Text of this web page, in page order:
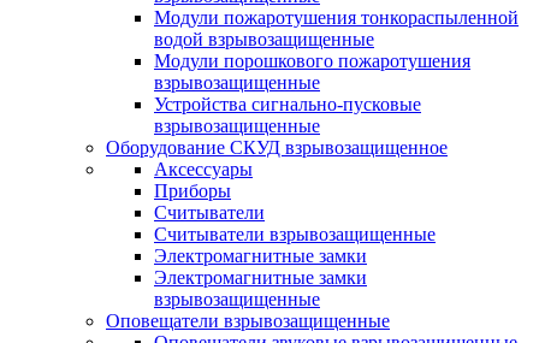
Модули пожаротушения тонкораспыленной
водой взрывозащищенные
Модули порошкового пожаротушения
взрывозащищенные
Устройства сигнально-пусковые
взрывозащищенные
Оборудование СКУД взрывозащищенное
Аксессуары
Приборы
Считыватели
Считыватели взрывозащищенные
Электромагнитные замки
Электромагнитные замки
взрывозащищенные
Оповещатели взрывозащищенные